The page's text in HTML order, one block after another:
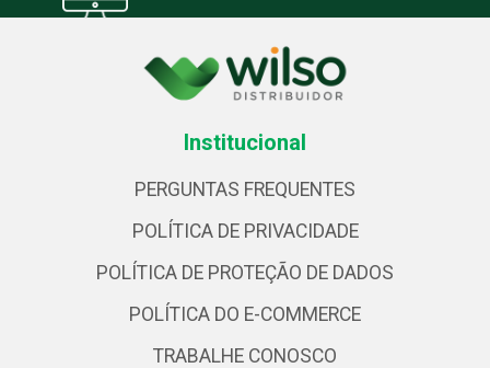
Institucional
PERGUNTAS FREQUENTES
POLÍTICA DE PRIVACIDADE
POLÍTICA DE PROTEÇÃO DE DADOS
POLÍTICA DO E-COMMERCE
TRABALHE CONOSCO